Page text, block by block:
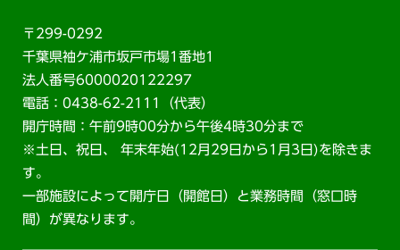
〒299-0292
千葉県袖ケ浦市坂戸市場1番地1
法人番号6000020122297
電話：0438-62-2111（代表）
開庁時間：午前9時00分から午後4時30分まで
※土日、祝日、 年末年始(12月29日から1月3日)を除きま
す。
一部施設によって開庁日（開館日）と業務時間（窓口時
間）が異なります。